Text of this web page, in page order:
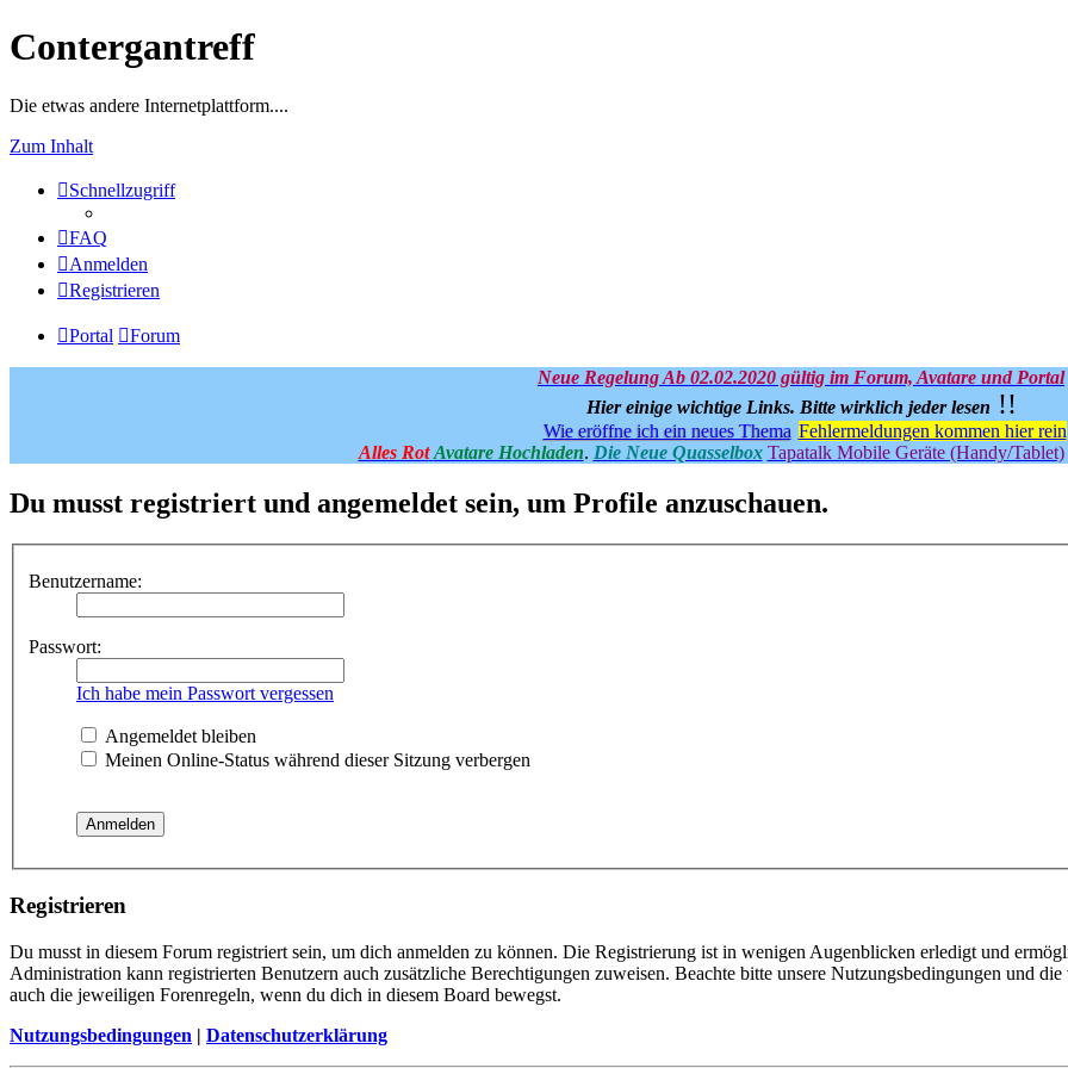
Contergantreff
Die etwas andere Internetplattform....
Zum Inhalt
Schnellzugriff
FAQ
Anmelden
Registrieren
Portal Forum
Neue Regelung Ab 02.02.2020 gültig im Forum, Avatare und Portal
Hier einige wichtige Links. Bitte wirklich jeder lesen !!
Wie eröffne ich ein neues Thema Fehlermeldungen kommen hier rein
Alles Rot Avatare Hochladen. Die Neue Quasselbox Tapatalk Mobile Geräte (Handy/Tablet)
Du musst registriert und angemeldet sein, um Profile anzuschauen.
Benutzername:
Passwort:
Ich habe mein Passwort vergessen
Angemeldet bleiben
Meinen Online-Status während dieser Sitzung verbergen
Registrieren
Du musst in diesem Forum registriert sein, um dich anmelden zu können. Die Registrierung ist in wenigen Augenblicken erledigt und
Administration kann registrierten Benutzern auch zusätzliche Berechtigungen zuweisen. Beachte bitte unsere Nutzungsbedingungen und
auch die jeweiligen Forenregeln, wenn du dich in diesem Board bewegst.
Nutzungsbedingungen | Datenschutzerklärung